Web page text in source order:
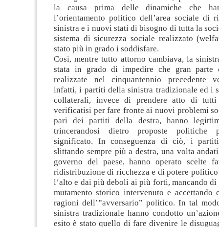
la causa prima delle dinamiche che
l’orientamento politico dell’area sociale di
sinistra e i nuovi stati di bisogno di tutta la
sistema di sicurezza sociale realizzato
stato più in grado i soddisfare.
Cosi, mentre tutto attorno cambiava, la
stata in grado di impedire che gran parte
realizzate nel cinquantennio precedente
infatti, i partiti della sinistra tradizionale ed i
collaterali, invece di prendere atto di tutti
verificatisi per fare fronte ai nuovi problemi
pari dei partiti della destra, hanno
trincerandosi dietro proposte
significato. In conseguenza di ciò, i
slittando sempre più a destra, una volta
governo del paese, hanno operato scelte
ridistribuzione di ricchezza e di potere politico
l’alto e dai più deboli ai più forti, mancando
mutamento storico intervenuto e accettando
ragioni dell’”avversario” politico. In tal
sinistra tradizionale hanno condotto
esito è stato quello di fare divenire le